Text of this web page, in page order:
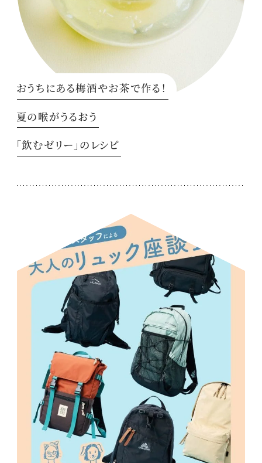
おうちにある梅酒やお茶で作る！
夏の喉がうるおう
「飲むゼリー」のレシピ